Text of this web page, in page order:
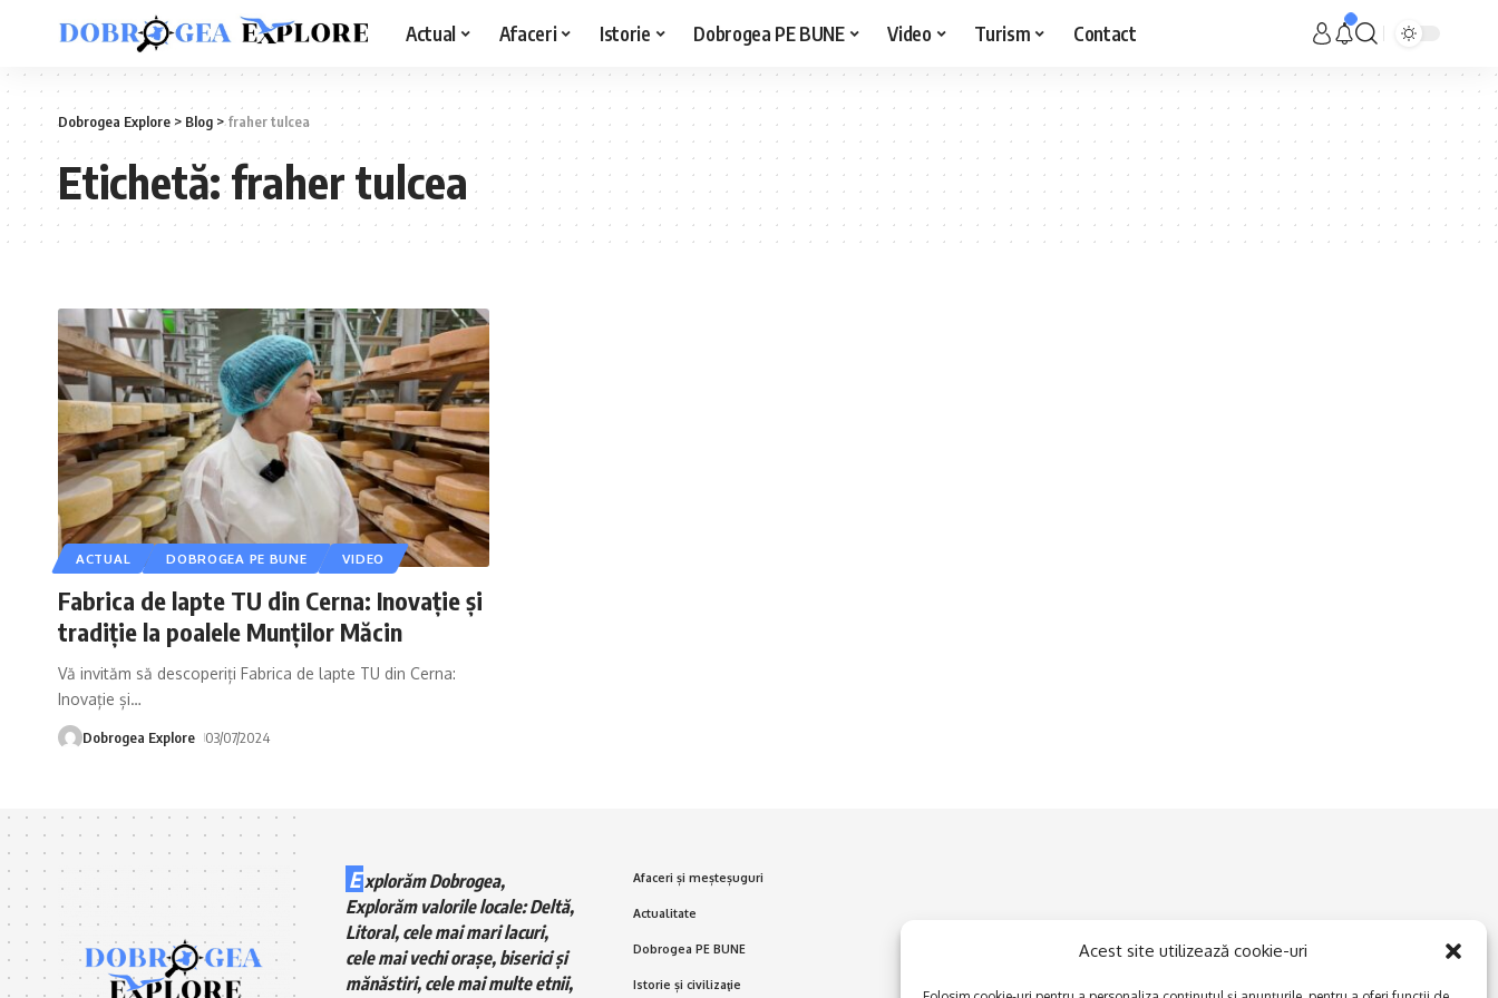
Acest site utilizează cookie-uri
Actual Afaceri Istorie Dobrogea PE BUNE Video Turism Contact
Dobrogea Explore> Blog >fraher tulcea
Etichetă:fraher tulcea
ACTUAL DOBROGEA PE BUNE VIDEO
Fabrica de lapte TU din Cerna: Inovație și
tradiție la poalele Munților Măcin
Vă invităm să descoperiți Fabrica de lapte TU din Cerna:
Inovație și…
Dobrogea Explore 03/07/2024
E xplorăm Dobrogea,
Explorăm valorile locale: Deltă,
Litoral, cele mai mari lacuri,
cele mai vechi orașe, biserici și
mănăstiri, cele mai multe etnii,
Afaceri și meșteșuguri
Actualitate
Dobrogea PE BUNE
Istorie și civilizaţie